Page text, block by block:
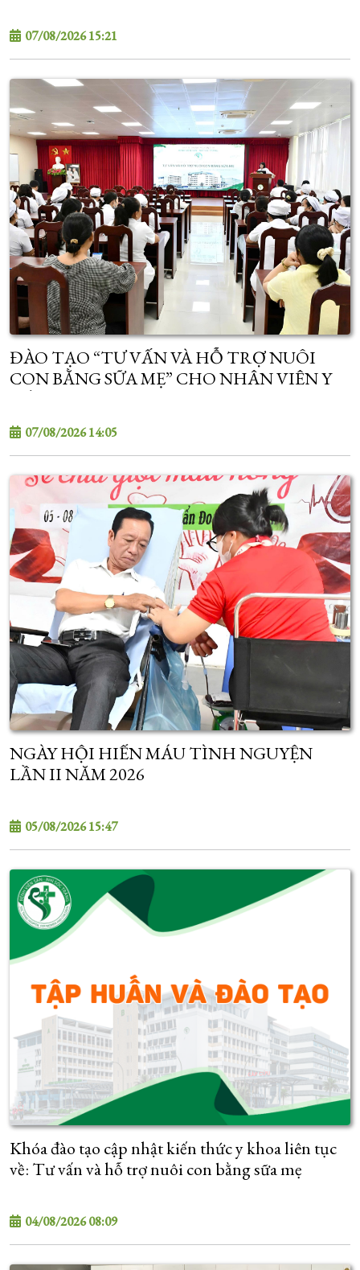
07/08/2026 15:21
ĐÀO TẠO “TƯ VẤN VÀ HỖ TRỢ NUÔI
CON BẰNG SỮA MẸ” CHO NHÂN VIÊN Y
07/08/2026 14:05
NGÀY HỘI HIẾN MÁU TÌNH NGUYỆN
LẦN II NĂM 2026
05/08/2026 15:47
Khóa đào tạo cập nhật kiến thức y khoa liên tục
về: Tư vấn và hỗ trợ nuôi con bằng sữa mẹ
04/08/2026 08:09